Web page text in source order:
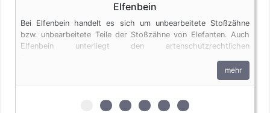
Elfenbein
Bei Elfenbein handelt es sich um unbearbeitete Stoßzähne
bzw. unbearbeitete Teile der Stoßzähne von Elefanten. Auch
Elfenbein unterliegt den artenschutzrechtlichen
mehr
zur 1. geschützten Erscheinungsform
zur 2. geschützten
zur 3. geschützten
zur 4. geschützten
zur 5. geschützten
zur 6. geschützten